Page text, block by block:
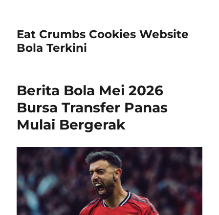
Eat Crumbs Cookies Website
Bola Terkini
Berita Bola Mei 2026
Bursa Transfer Panas
Mulai Bergerak